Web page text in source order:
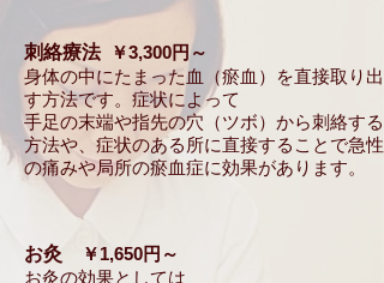
刺絡療法 ￥3,300円～
身体の中にたまった血（瘀血）を直接取り出
す方法です。症状によって
手足の末端や指先の穴（ツボ）から刺絡する
方法や、症状のある所に直接する ことで急性
の痛みや局所の瘀血症に効果があります。
お灸
￥1,650円～
お灸の効果としては